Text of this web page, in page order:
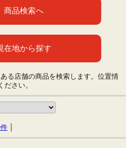
商品検索へ
在地から探す
る店舗の商品を検索します。位置情
さい。